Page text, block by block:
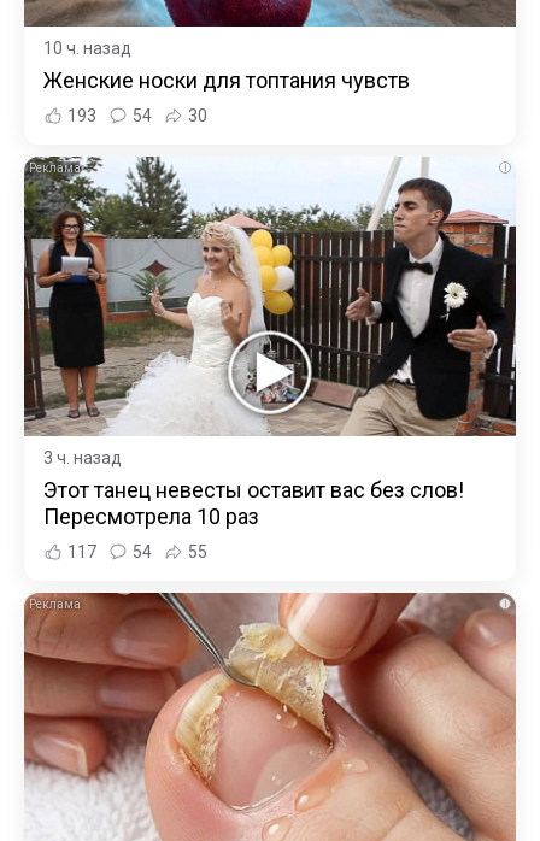
10 ч. назад
Женские носки для топтания чувств
193 54 30
i
3 ч. назад
Этот танец невесты оставит вас без слов!
Пересмотрела 10 раз
117 54 55
i